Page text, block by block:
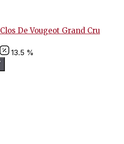
De Vougeot Grand Cru
13.5 %